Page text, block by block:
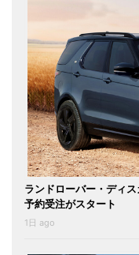
ランドローバー・ディ
予約受注がスタート
1日 ago